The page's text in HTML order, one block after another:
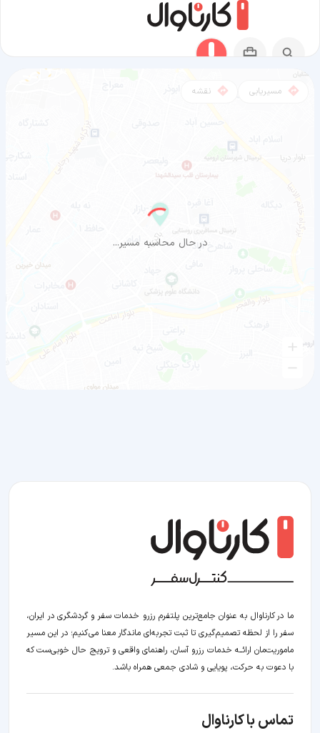
مسیریابی نقشه
در حال محاسبه مسیر...
مسیر اینچئون به ارومیه
ما در کارناوال به عنوان جامع‌ترین پلتفرم رزرو خدمات سفر و گردشگری در ایران،
سفر را از لحظه‌ تصمیم‌گیری تا ثبت تجربه‌ای ماندگار معنا می‌کنیم؛ در این مسیر‍
ماموریت‌مان اراﺋــﻪ خدمات رزرو آسان، راهنمای واقعی و ترویج حال خوبی‌ست که
با دعوت به حرکت، پویایی و شادی جمعی همراه باشد.
تماس با کارناوال